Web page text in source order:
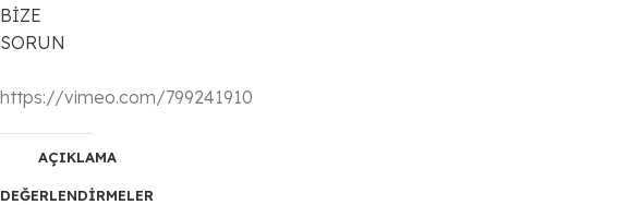
BİZE
SORUN
https://vimeo.com/799241910
AÇIKLAMA
DEĞERLENDIRMELER